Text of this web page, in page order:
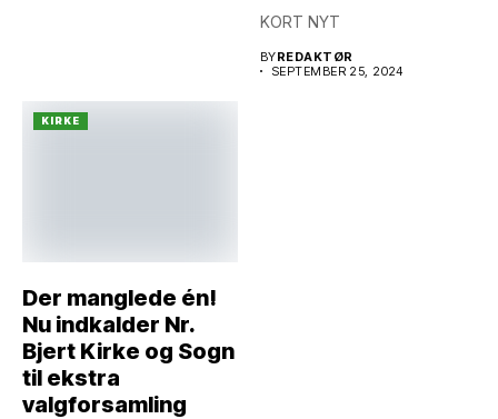
KORT NYT
BYREDAKTØR
SEPTEMBER 25, 2024
KIRKE
Der manglede én!
Nu indkalder Nr.
Bjert Kirke og Sogn
til ekstra
valgforsamling